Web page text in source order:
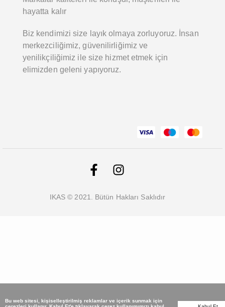
Bu web sitesi, kişiselleştirilmiş reklamlar ve içerik sunmak için
hayatta kalır
Biz kendimizi size layık olmaya zorluyoruz. İnsan
merkezciliğimiz, güvenilirliğimiz ve
yenilikçiliğimiz ile size hizmet etmek için
elimizden geleni yapıyoruz.
IKAS © 2021. Bütün Hakları Saklıdır